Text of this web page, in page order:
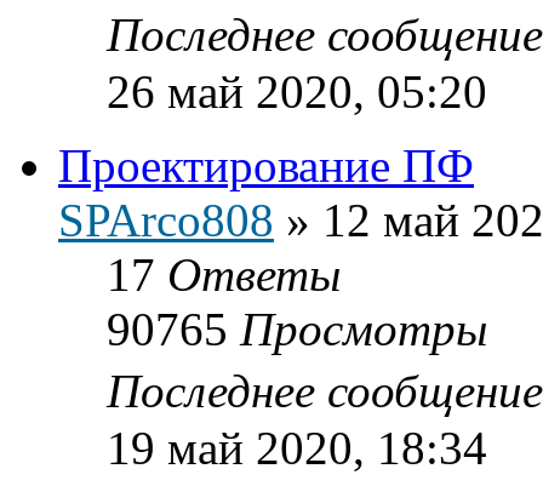
Последнее
26 май 2020, 05:20
Проектирование ПФ
SPArco808 » 12 май
17 Ответы
90765 Просмотры
Последнее
19 май 2020, 18:34